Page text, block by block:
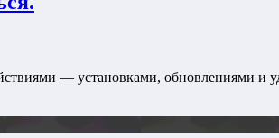
— установками, обновлениями и